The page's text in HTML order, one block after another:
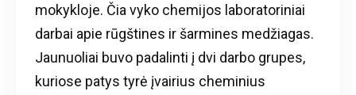
mokykloje. Čia vyko chemijos laboratoriniai
darbai apie rūgštines ir šarmines medžiagas.
Jaunuoliai buvo padalinti į dvi darbo grupes,
kuriose patys tyrė įvairius cheminius